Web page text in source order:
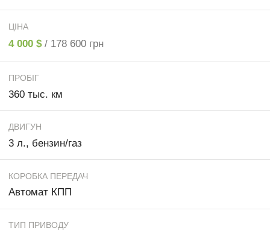
ЦІНА
4 000 $ / 178 600 грн
ПРОБІГ
360 тыс. км
ДВИГУН
3 л., бензин/газ
КОРОБКА ПЕРЕДАЧ
Автомат КПП
ТИП ПРИВОДУ